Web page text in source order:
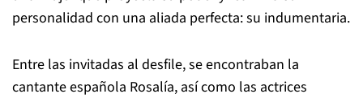
personalidad con una aliada perfecta: su indumentaria.
Entre las invitadas al desfile, se encontraban la
cantante española Rosalía, así como las actrices